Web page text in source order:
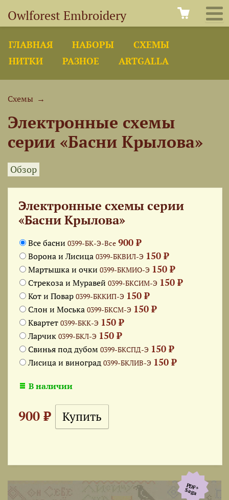
Owlforest Embroidery
ГЛАВНАЯ НАБОРЫ
СХЕМЫ
НИТКИ
РАЗНОЕ ARTGALLA
Схемы →
Электронные схемы
серии «Басни Крылова»
Обзор
Электронные схемы серии
«Басни Крылова»
Все басни 0399-БК-Э-Все 900 ₽
Ворона и Лисица 0399-БКВИЛ-Э 150 ₽
Мартышка и очки 0399-БКМИО-Э 150 ₽
Стрекоза и Муравей 0399-БКСИМ-Э 150 ₽
Кот и Повар 0399-БККИП-Э 150 ₽
Слон и Моська 0399-БКСМ-Э 150 ₽
Квартет 0399-БКК-Э 150 ₽
Ларчик 0399-БКЛ-Э 150 ₽
Свинья под дубом 0399-БКСПД-Э 150 ₽
Лисица и виноград 0399-БКЛИВ-Э 150 ₽
В наличии
900 ₽
PDF+
Saga